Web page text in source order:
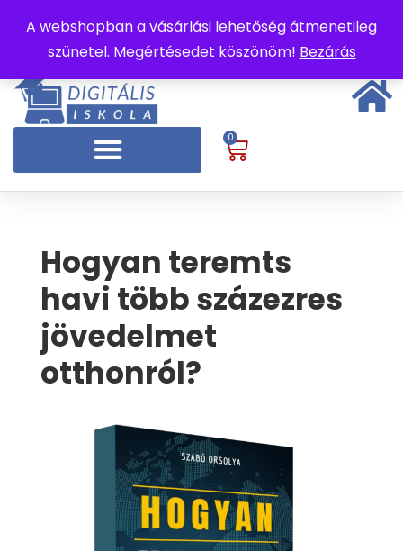
A webshopban a vásárlási lehetőség átmenetileg
szünetel. Megértésedet köszönöm! Bezárás
0
Hogyan teremts
havi több százezres
jövedelmet
otthonról?